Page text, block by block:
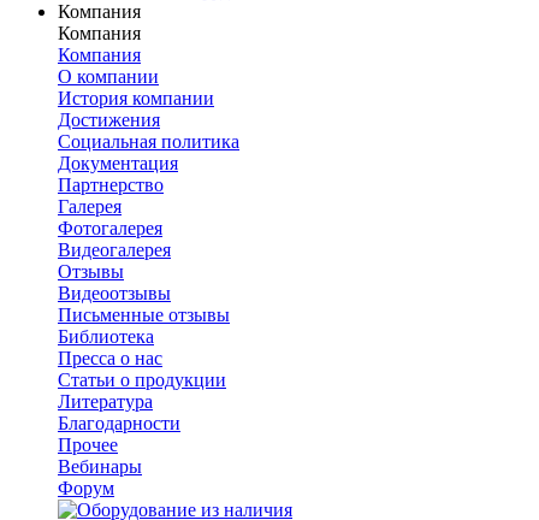
Компания
Компания
Компания
О компании
История компании
Достижения
Социальная политика
Документация
Партнерство
Галерея
Фотогалерея
Видеогалерея
Отзывы
Видеоотзывы
Письменные отзывы
Библиотека
Пресса о нас
Статьи о продукции
Литература
Благодарности
Прочее
Вебинары
Форум